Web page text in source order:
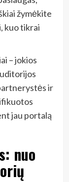
žymėkite
kuo tikrai
– jokios
ir
jau portalą
nuo